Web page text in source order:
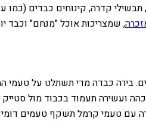
קדרה, קינוחים כבדים (כמו
, שמצריכות אוכל "מנחם" וכבד
בירה כבדה מדי תשתלט על טעמי
ועשירה תעמוד בכבוד מול
עם טעמי קרמל תשקף טעמים